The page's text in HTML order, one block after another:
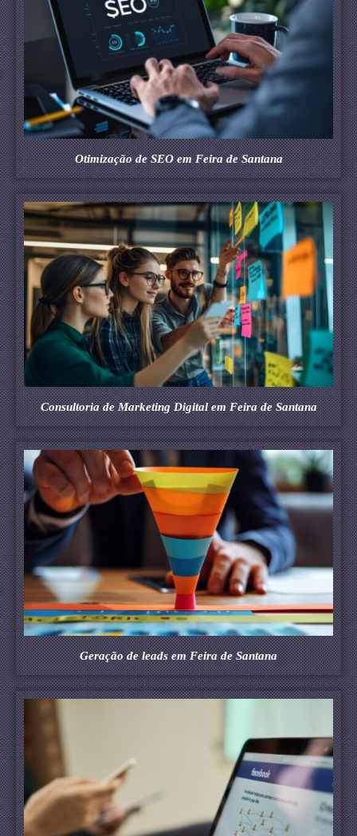
Otimização de SEO em Feira de Santana
Consultoria de Marketing Digital em Feira de Santana
Geração de leads em Feira de Santana